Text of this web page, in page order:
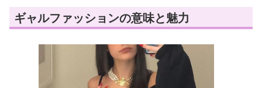
ギャルファッションの意味と魅力